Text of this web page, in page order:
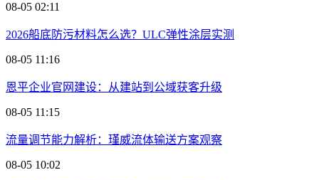
08-05 02:11
2026船底防污材料怎么选？ULC弹性涂层实测
08-05 11:16
恩平企业官网建设：从建站到公域获客升级
08-05 11:15
流量调节能力解析：瑾威流体输送方案观察
08-05 10:02